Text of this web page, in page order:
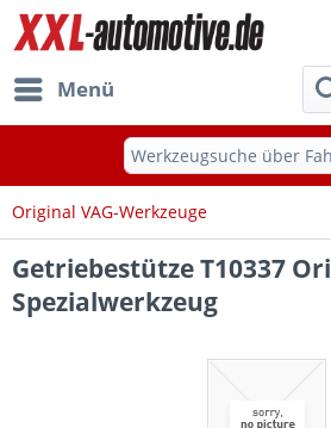
Menü
Werkzeugsuche über
Original VAG-Werkzeuge
Getriebestütze T10337
Spezialwerkzeug